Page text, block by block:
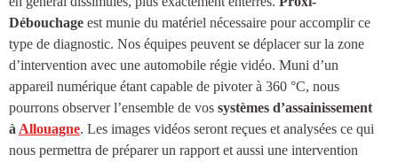
Débouchage est munie du matériel nécessaire pour accomplir ce
type de diagnostic. Nos équipes peuvent se déplacer sur la zone
d’intervention avec une automobile régie vidéo. Muni d’un
appareil numérique étant capable de pivoter à 360 °C, nous
pourrons observer l’ensemble de vos systèmes d’assainissement
àAllouagne. Les images vidéos seront reçues et analysées ce qui
nous permettra de préparer un rapport et aussi une intervention